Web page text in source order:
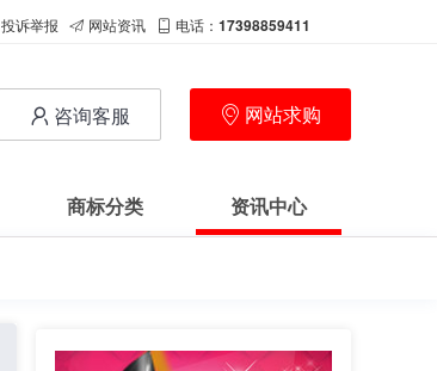
投诉举报 网站资讯 电话： 17398859411
咨询客服 网站求购
商标分类 资讯中心